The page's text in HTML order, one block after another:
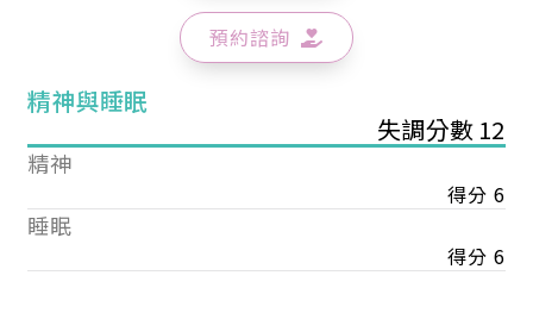
預約諮詢
精神與睡眠
失調分數 12
精神
得分 6
睡眠
得分 6